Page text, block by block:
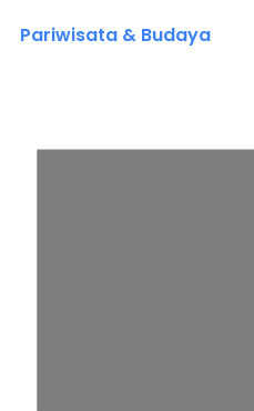
Pariwisata & Budaya